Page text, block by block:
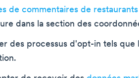
de commentaires de restaurants
dans la section des
des processus d'opt-in tels que